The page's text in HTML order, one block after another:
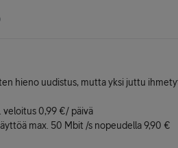
hieno uudistus, mutta yksi juttu
0,99 €/ päivä
max. 50 Mbit /s nopeudella 9,90 €